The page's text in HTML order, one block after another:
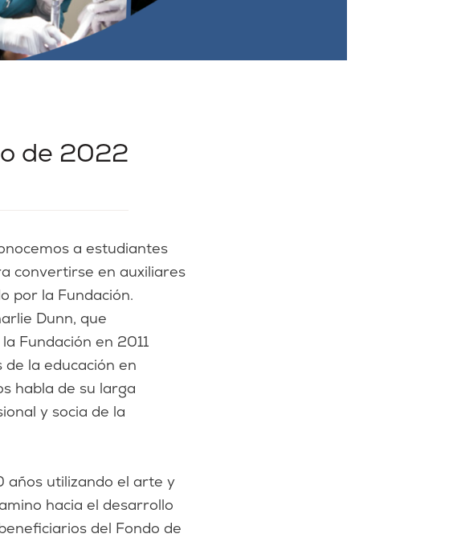
de 2022
convertirse en auxiliares
por la Fundación.
Dunn, que
Fundación en 2011
la educación en
habla de su larga
y socia de la
años utilizando el arte y
hacia el desarrollo
del Fondo de